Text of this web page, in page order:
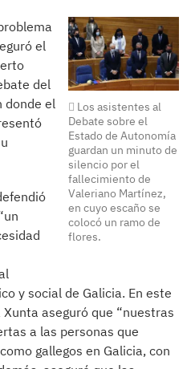
Los asistentes al
Debate sobre el
Estado de Autonomía
guardan un minuto de
silencio por el
fallecimiento de
Valeriano Martínez,
en cuyo escaño se
colocó un ramo de
flores.
el
del
donde el
y social de Galicia. En este
aseguró que “nuestras
a las personas que
gallegos en Galicia, con